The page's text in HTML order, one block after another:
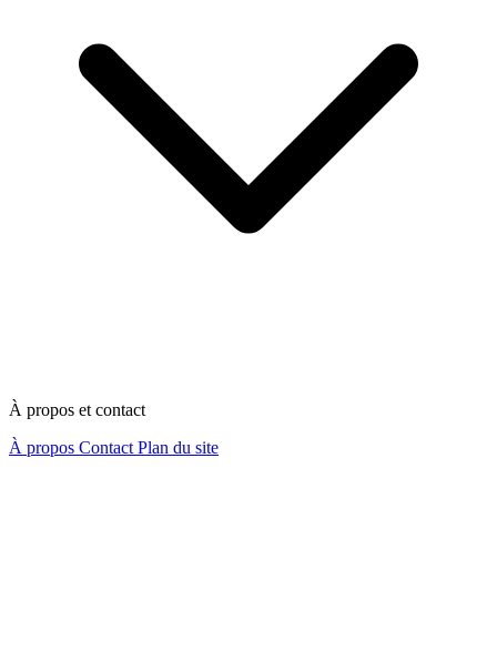
À propos et contact
À propos Contact Plan du site